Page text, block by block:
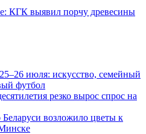
КГК выявил порчу древесины
июля: искусство, семейный
футбол
резко вырос спрос на
возложило цветы к